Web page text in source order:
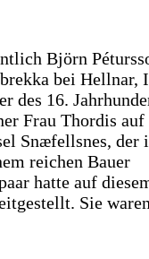
Björn
bei Hellnar,
des 16.
Frau Thordis auf
Snæfellsnes, der
reichen Bauer
hatte auf
Sie